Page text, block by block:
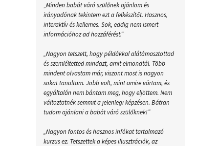
„Minden babát váró szülőnek ajánlom és
irányadónak tekintem ezt a felkészítőt. Hasznos,
interaktív és kellemes. Sok, eddig nem ismert
információhoz ad hozzáférést.”
„Nagyon tetszett, hogy példákkal alátámasztottad
és szemléltetted mindazt, amit elmondtál. Több
mindent olvastam már, viszont most is nagyon
sokat tanultam. Jobb volt, mint amire vártam, és
egyáltalán nem bántam meg, hogy eljöttem. Nem
változtatnék semmit a jelenlegi képzésen. Bátran
tudom ajánlani a babát váró szülőknek!”
„Nagyon fontos és hasznos infókat tartalmazó
kurzus ez. Tetszettek a képes illusztrációk, az